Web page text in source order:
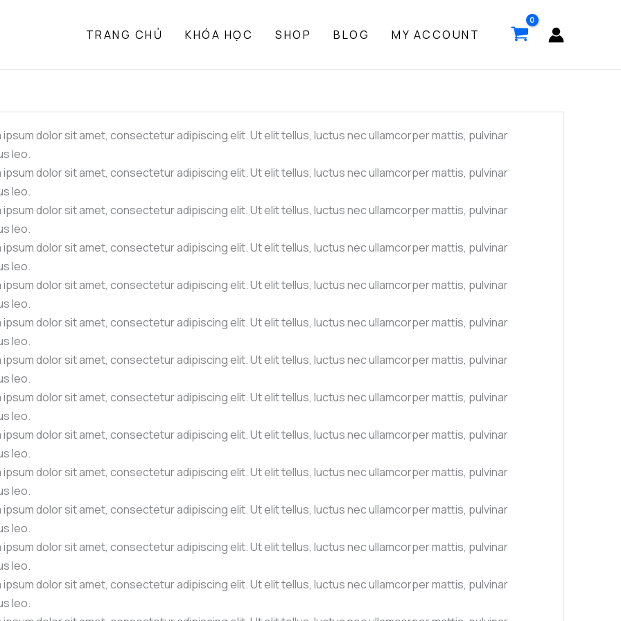
TRANG CHỦ KHÓA HỌC SHOP BLOG MY ACCOUNT
ipsum dolor sit amet, consectetur adipiscing elit. Ut elit tellus, luctus nec ullamcorper mattis, pulvinar
leo.
ipsum dolor sit amet, consectetur adipiscing elit. Ut elit tellus, luctus nec ullamcorper mattis, pulvinar
leo.
ipsum dolor sit amet, consectetur adipiscing elit. Ut elit tellus, luctus nec ullamcorper mattis, pulvinar
leo.
ipsum dolor sit amet, consectetur adipiscing elit. Ut elit tellus, luctus nec ullamcorper mattis, pulvinar
leo.
ipsum dolor sit amet, consectetur adipiscing elit. Ut elit tellus, luctus nec ullamcorper mattis, pulvinar
leo.
ipsum dolor sit amet, consectetur adipiscing elit. Ut elit tellus, luctus nec ullamcorper mattis, pulvinar
leo.
ipsum dolor sit amet, consectetur adipiscing elit. Ut elit tellus, luctus nec ullamcorper mattis, pulvinar
leo.
ipsum dolor sit amet, consectetur adipiscing elit. Ut elit tellus, luctus nec ullamcorper mattis, pulvinar
leo.
ipsum dolor sit amet, consectetur adipiscing elit. Ut elit tellus, luctus nec ullamcorper mattis, pulvinar
leo.
ipsum dolor sit amet, consectetur adipiscing elit. Ut elit tellus, luctus nec ullamcorper mattis, pulvinar
leo.
ipsum dolor sit amet, consectetur adipiscing elit. Ut elit tellus, luctus nec ullamcorper mattis, pulvinar
leo.
ipsum dolor sit amet, consectetur adipiscing elit. Ut elit tellus, luctus nec ullamcorper mattis, pulvinar
leo.
ipsum dolor sit amet, consectetur adipiscing elit. Ut elit tellus, luctus nec ullamcorper mattis, pulvinar
leo.